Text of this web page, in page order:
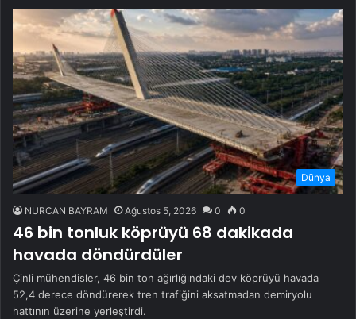
Dünya
NURCAN BAYRAM Ağustos 5, 2026 0 0
46 bin tonluk köprüyü 68 dakikada
havada döndürdüler
Çinli mühendisler, 46 bin ton ağırlığındaki dev köprüyü havada
52,4 derece döndürerek tren trafiğini aksatmadan demiryolu
hattının üzerine yerleştirdi.